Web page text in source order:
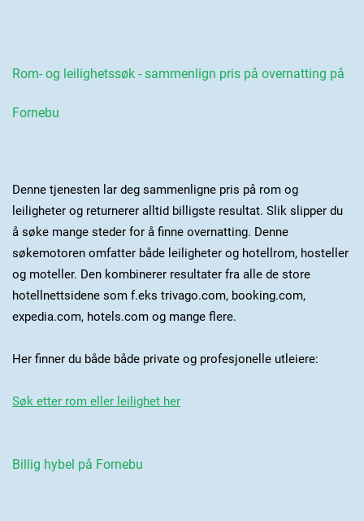
Rom- og leilighetssøk - sammenlign pris på overnatting på
Fornebu
Denne tjenesten lar deg sammenligne pris på rom og
leiligheter og returnerer alltid billigste resultat. Slik slipper du
å søke mange steder for å finne overnatting. Denne
søkemotoren omfatter både leiligheter og hotellrom, hosteller
og moteller. Den kombinerer resultater fra alle de store
hotellnettsidene som f.eks trivago.com, booking.com,
expedia.com, hotels.com og mange flere.
Her finner du både både private og profesjonelle utleiere:
Søk etter rom eller leilighet her
Billig hybel på Fornebu